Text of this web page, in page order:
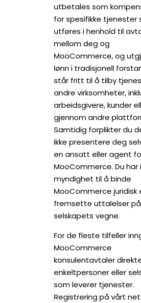
utbetales som
for spesifikke tjenester
utføres i henhold til
mellom deg og
MooCommerce, og
lønn i tradisjonell
står fritt til å tilby
andre virksomheter,
arbeidsgivere, kunder
gjennom andre
Samtidig forplikter du
ikke presentere deg
en ansatt eller agent
MooCommerce. Du har
myndighet til å binde
MooCommerce juridisk
fremsette uttalelser på
selskapets vegne.
For de fleste tilfeller
MooCommerce
konsulentavtaler
enkeltpersoner eller
som leverer tjenester.
Registrering på vårt